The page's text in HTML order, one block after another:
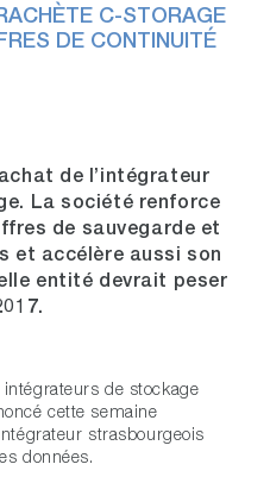
C-STORAGE
DE CONTINUITÉ
de l’intégrateur
La société renforce
de sauvegarde et
et accélère aussi son
entité devrait peser
de stockage
cette semaine
strasbourgeois
données.